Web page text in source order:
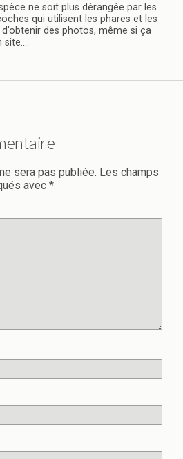
ne soit plus dérangée par les
qui utilisent les phares et les
des photos, même si ça
site….
sera pas publiée. Les champs
avec *